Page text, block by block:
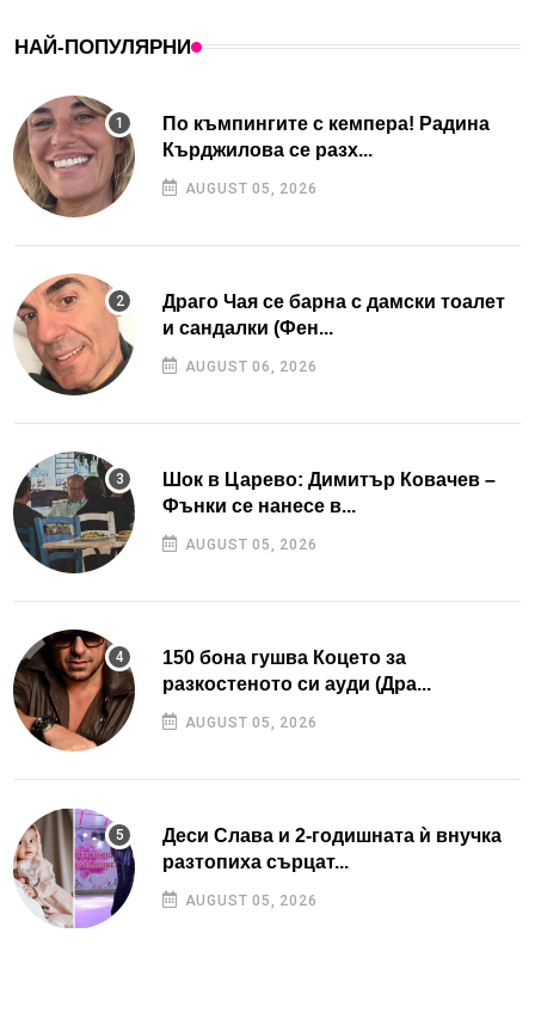
НАЙ-ПОПУЛЯРНИ
По къмпингите с кемпера! Радина
Кърджилова се разх...
AUGUST 05, 2026
Драго Чая се барна с дамски тоалет
и сандалки (Фен...
AUGUST 06, 2026
Шок в Царево: Димитър Ковачев –
Фънки се нанесе в...
AUGUST 05, 2026
150 бона гушва Коцето за
разкостеното си ауди (Дра...
AUGUST 05, 2026
Деси Слава и 2-годишната ѝ внучка
разтопиха сърцат...
AUGUST 05, 2026